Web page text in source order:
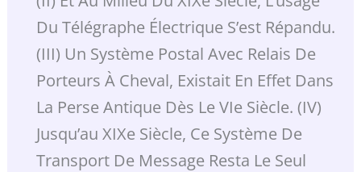
Du Télégraphe Électrique S’est Répandu.
(III) Un Système Postal Avec Relais De
Porteurs À Cheval, Existait En Effet Dans
La Perse Antique Dès Le VIe Siècle. (IV)
Jusqu’au XIXe Siècle, Ce Système De
Transport De Message Resta Le Seul